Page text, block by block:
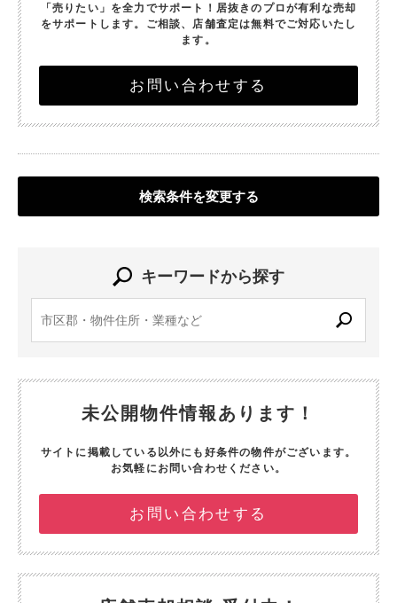
「売りたい」を全力でサポート！ 居抜きのプロが有利な売却
をサポートします。 ご相談、店舗査定は無料でご対応いたし
ます。
お問い合わせする
検索条件を変更する
キーワードから探す
未公開物件情報あります！
サイトに掲載している以外にも好条件の物件がございます。
お気軽にお問い合わせください。
お問い合わせする